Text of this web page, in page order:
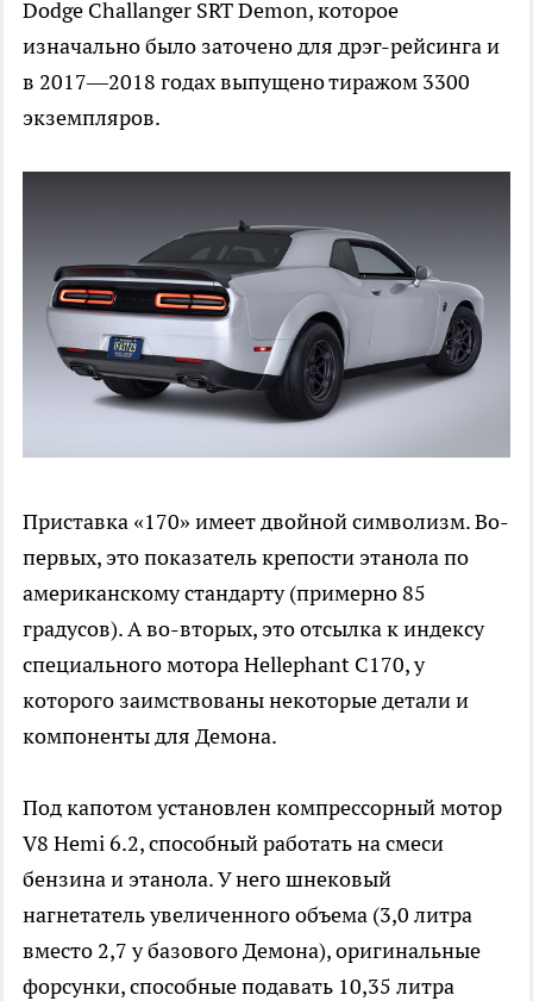
Dodge Challanger SRT Demon, которое
изначально было заточено для дрэг-рейсинга и
в 2017—2018 годах выпущено тиражом 3300
экземпляров.
Приставка «170» имеет двойной символизм. Во-
первых, это показатель крепости этанола по
американскому стандарту (примерно 85
градусов). А во-вторых, это отсылка к индексу
специального мотора Hellephant C170, у
которого заимствованы некоторые детали и
компоненты для Демона.
Под капотом установлен компрессорный мотор
V8 Hemi 6.2, способный работать на смеси
бензина и этанола. У него шнековый
нагнетатель увеличенного объема (3,0 литра
вместо 2,7 у базового Демона), оригинальные
форсунки, способные подавать 10,35 литра